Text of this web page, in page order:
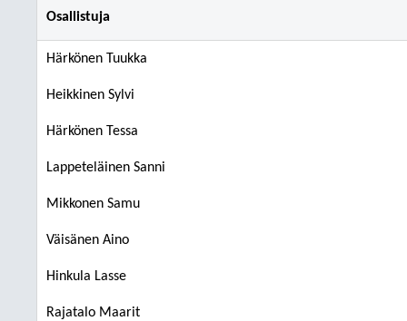
Osallistuja
Härkönen Tuukka
Heikkinen Sylvi
Härkönen Tessa
Lappeteläinen Sanni
Mikkonen Samu
Väisänen Aino
Hinkula Lasse
Rajatalo Maarit